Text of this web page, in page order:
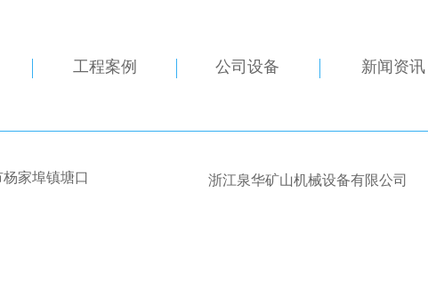
工程案例 公司设备 新闻资讯
家埠镇塘口 浙江泉华矿山机械设备有限公司